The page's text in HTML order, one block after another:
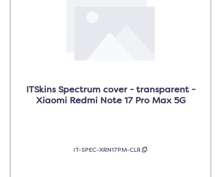
ITSkins Spectrum cover - transparent -
Xiaomi Redmi Note 17 Pro Max 5G
IT-SPEC-XRN17PM-CLR